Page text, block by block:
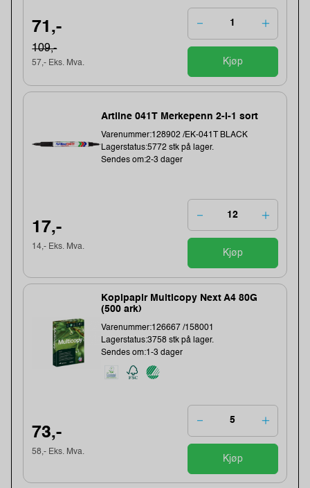
71,-
109,-
57,- Eks. Mva. Kjøp
Artline 041T Merkepenn 2-i-1 sort
Varenummer:128902 /EK-041T BLACK
Lagerstatus:5772 stk på lager.
Sendes om:2-3 dager
17,-
14,- Eks. Mva.
Kjøp
Kopipapir Multicopy Next A4 80G
(500 ark)
Varenummer:126667 /158001
Lagerstatus:3758 stk på lager.
Sendes om:1-3 dager
73,-
58,- Eks. Mva.
Kjøp